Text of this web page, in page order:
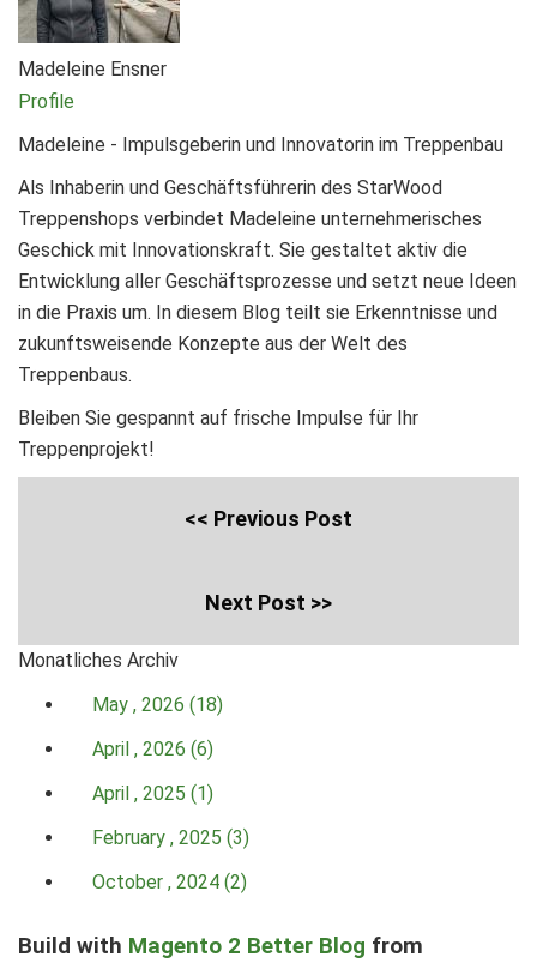
Madeleine Ensner
Profile
Madeleine - Impulsgeberin und Innovatorin im Treppenbau
Als Inhaberin und Geschäftsführerin des StarWood
Treppenshops verbindet Madeleine unternehmerisches
Geschick mit Innovationskraft. Sie gestaltet aktiv die
Entwicklung aller Geschäftsprozesse und setzt neue Ideen
in die Praxis um. In diesem Blog teilt sie Erkenntnisse und
zukunftsweisende Konzepte aus der Welt des
Treppenbaus.
Bleiben Sie gespannt auf frische Impulse für Ihr
Treppenprojekt!
<< Previous Post
Next Post >>
Monatliches Archiv
May , 2026 (18)
April , 2026 (6)
April , 2025 (1)
February , 2025 (3)
October , 2024 (2)
Build with Magento 2 Better Blog from